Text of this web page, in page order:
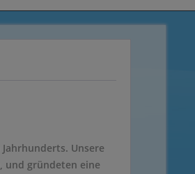
Unsere
und gründeten eine